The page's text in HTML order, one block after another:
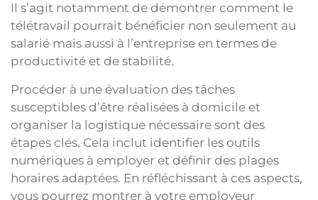
Il s’agit notamment de démontrer comment le
télétravail pourrait bénéficier non seulement au
salarié mais aussi à l’entreprise en termes de
productivité et de stabilité.
Procéder à une évaluation des tâches
susceptibles d’être réalisées à domicile et
organiser la logistique nécessaire sont des
étapes clés. Cela inclut identifier les outils
numériques à employer et définir des plages
horaires adaptées. En réfléchissant à ces aspects,
vous pourrez montrer à votre employeur